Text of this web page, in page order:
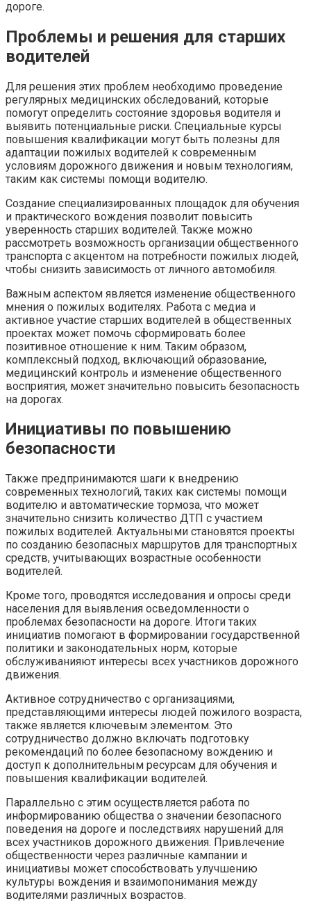
дороге.
Проблемы и решения для старших
водителей
Для решения этих проблем необходимо проведение
регулярных медицинских обследований, которые
помогут определить состояние здоровья водителя и
выявить потенциальные риски. Специальные курсы
повышения квалификации могут быть полезны для
адаптации пожилых водителей к современным
условиям дорожного движения и новым технологиям,
таким как системы помощи водителю.
Создание специализированных площадок для обучения
и практического вождения позволит повысить
уверенность старших водителей. Также можно
рассмотреть возможность организации общественного
транспорта с акцентом на потребности пожилых людей,
чтобы снизить зависимость от личного автомобиля.
Важным аспектом является изменение общественного
мнения о пожилых водителях. Работа с медиа и
активное участие старших водителей в общественных
проектах может помочь сформировать более
позитивное отношение к ним. Таким образом,
комплексный подход, включающий образование,
медицинский контроль и изменение общественного
восприятия, может значительно повысить безопасность
на дорогах.
Инициативы по повышению
безопасности
Также предпринимаются шаги к внедрению
современных технологий, таких как системы помощи
водителю и автоматические тормоза, что может
значительно снизить количество ДТП с участием
пожилых водителей. Актуальными становятся проекты
по созданию безопасных маршрутов для транспортных
средств, учитывающих возрастные особенности
водителей.
Кроме того, проводятся исследования и опросы среди
населения для выявления осведомленности о
проблемах безопасности на дороге. Итоги таких
инициатив помогают в формировании государственной
политики и законодательных норм, которые
обслуживанияют интересы всех участников дорожного
движения.
Активное сотрудничество с организациями,
представляющими интересы людей пожилого возраста,
также является ключевым элементом. Это
сотрудничество должно включать подготовку
рекомендаций по более безопасному вождению и
доступ к дополнительным ресурсам для обучения и
повышения квалификации водителей.
Параллельно с этим осуществляется работа по
информированию общества о значении безопасного
поведения на дороге и последствиях нарушений для
всех участников дорожного движения. Привлечение
общественности через различные кампании и
инициативы может способствовать улучшению
культуры вождения и взаимопонимания между
водителями различных возрастов.